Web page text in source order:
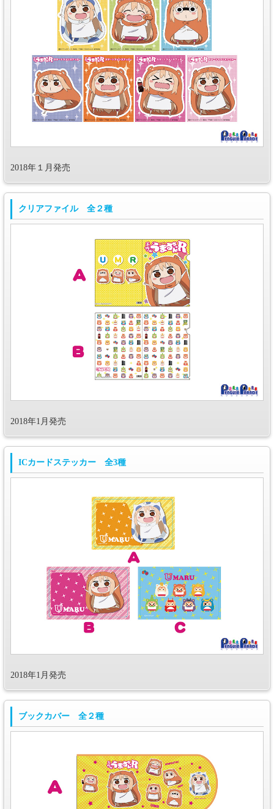
2018年１月発売
クリアファイル 全２種
2018年1月発売
ICカードステッカー 全3種
2018年1月発売
ブックカバー 全２種